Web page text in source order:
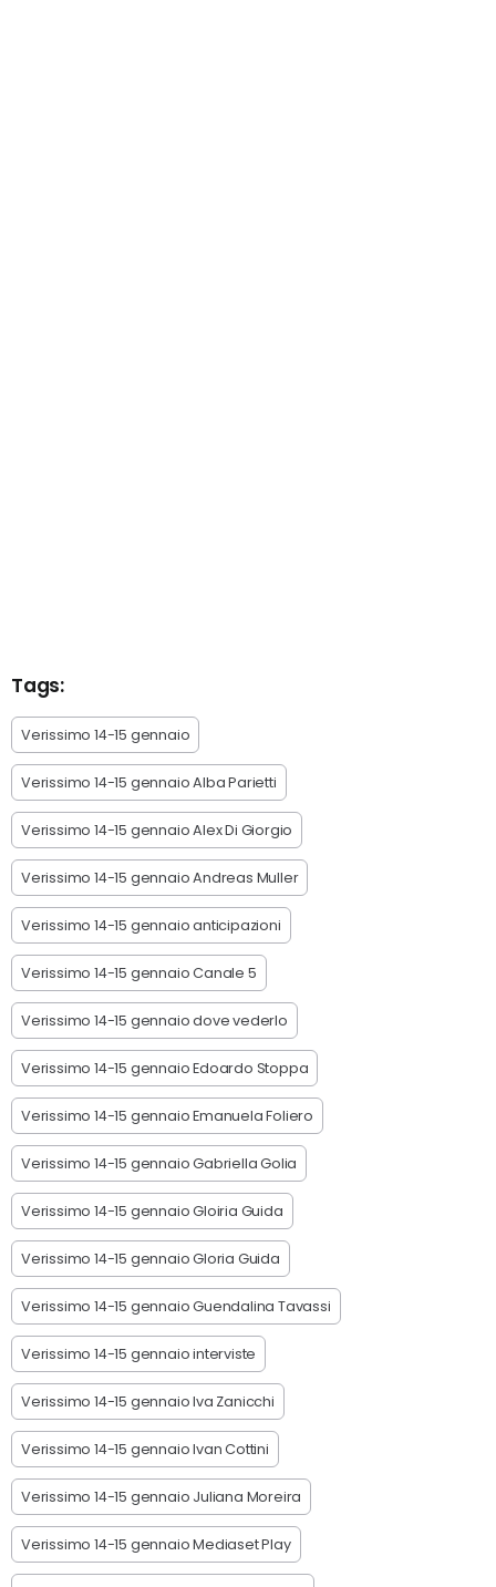
Tags:
Verissimo 14-15 gennaio
Verissimo 14-15 gennaio Alba Parietti
Verissimo 14-15 gennaio Alex Di Giorgio
Verissimo 14-15 gennaio Andreas Muller
Verissimo 14-15 gennaio anticipazioni
Verissimo 14-15 gennaio Canale 5
Verissimo 14-15 gennaio dove vederlo
Verissimo 14-15 gennaio Edoardo Stoppa
Verissimo 14-15 gennaio Emanuela Foliero
Verissimo 14-15 gennaio Gabriella Golia
Verissimo 14-15 gennaio Gloiria Guida
Verissimo 14-15 gennaio Gloria Guida
Verissimo 14-15 gennaio Guendalina Tavassi
Verissimo 14-15 gennaio interviste
Verissimo 14-15 gennaio Iva Zanicchi
Verissimo 14-15 gennaio Ivan Cottini
Verissimo 14-15 gennaio Juliana Moreira
Verissimo 14-15 gennaio Mediaset Play